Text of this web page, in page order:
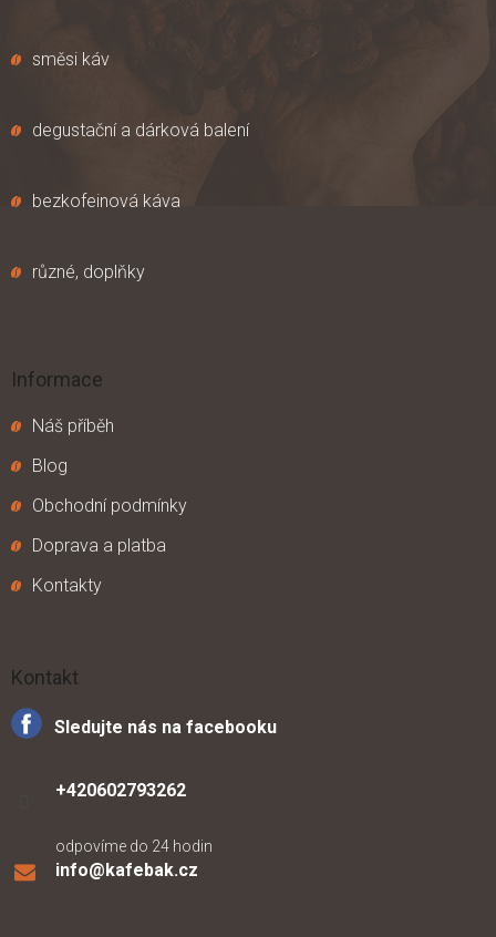
směsi káv
degustační a dárková balení
bezkofeinová káva
různé, doplňky
Informace
Náš příběh
Blog
Obchodní podmínky
Doprava a platba
Kontakty
Kontakt
odpovíme do 24 hodin
info@kafebak.cz
+420602793262
Sledujte nás na facebooku